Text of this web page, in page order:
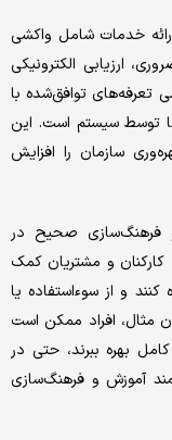
ارائه خدمات شامل واکشی
ارزیابی الکترونیکی
تعرفه‌های توافق‌شده با
توسط سیستم است. این
سازمان را افزایش
و فرهنگ‌سازی صحیح در
کارکنان و مشتریان کمک
و از سوءاستفاده یا
مثال، افراد ممکن است
بهره ببرند، حتی در
آموزش و فرهنگ‌سازی